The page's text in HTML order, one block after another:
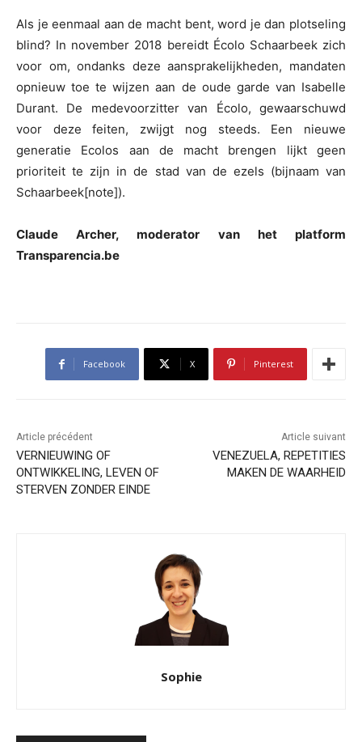
Als je eenmaal aan de macht bent, word je dan plotseling
blind? In november 2018 bereidt Écolo Schaarbeek zich
voor om, ondanks deze aansprakelijkheden, mandaten
opnieuw toe te wijzen aan de oude garde van Isabelle
Durant. De medevoorzitter van Écolo, gewaarschuwd
voor deze feiten, zwijgt nog steeds. Een nieuwe
generatie Ecolos aan de macht brengen lijkt geen
prioriteit te zijn in de stad van de ezels (bijnaam van
Schaarbeek[note]).
Claude Archer, moderator van het platform
Transparencia.be
Facebook X Pinterest
Article précédent
VERNIEUWING OF
ONTWIKKELING, LEVEN OF
STERVEN ZONDER EINDE
Article suivant
VENEZUELA, REPETITIES
MAKEN DE WAARHEID
Sophie